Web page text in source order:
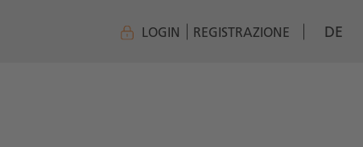
LOGIN REGISTRAZIONE DE